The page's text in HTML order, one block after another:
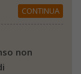
CONTINUA
non